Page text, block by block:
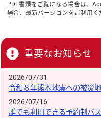
PDF書類をご覧になる場合は、
場合、最新バージョンをご利用く
重要なお知らせ
2026/07/31
令和８年熊本地震への被災
2026/07/16
誰でも利用できる予約制バ